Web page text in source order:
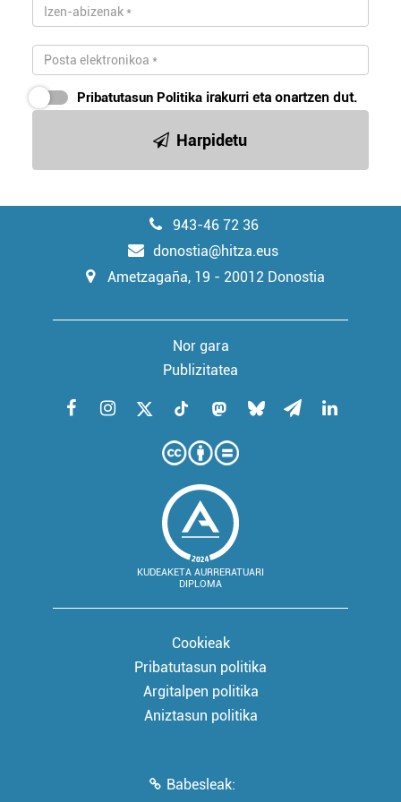
Pribatutasun Politika irakurri eta onartzen dut.
Harpidetu
943-46 72 36
donostia@hitza.eus
Ametzagaña, 19 - 20012 Donostia
Nor gara
Publizitatea
KUDEAKETA AURRERATUARI
DIPLOMA
Cookieak
Pribatutasun politika
Argitalpen politika
Aniztasun politika
Babesleak: